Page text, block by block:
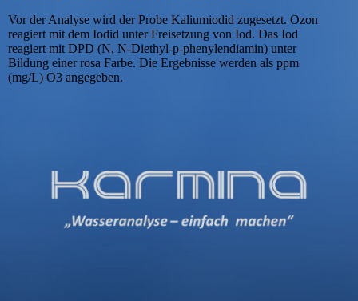
Vor der Analyse wird der Probe Kaliumiodid zugesetzt. Ozon
reagiert mit dem Iodid unter Freisetzung von Iod. Das Iod
reagiert mit DPD (N, N-Diethyl-p-phenylendiamin) unter
Bildung einer rosa Farbe. Die Ergebnisse werden als ppm
(mg/L) O3 angegeben.